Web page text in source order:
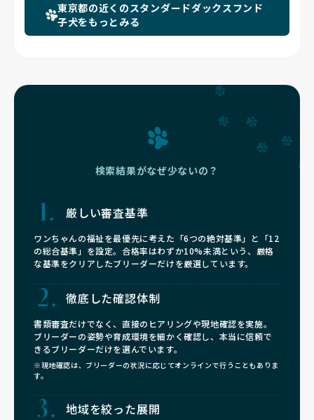
東京都の近くのスタンダードダックスフンド
子犬をもっとみる
検索結果がなぜ少ないの？
厳しい審査基準
ワンちゃんの福祉を最優先に考えた「6つの絶対基準」と「12
の総合基準」を設定。合格率はわずか10%未満という、厳格
な基準をクリアしたブリーダーだけを厳選しています。
徹底した確認体制
書類審査だけでなく、直接のヒアリングや現地確認を実施。
ブリーダーの姿勢や育成環境を細かく確認し、本当に信頼で
きるブリーダーだけを選んでいます。
※現地確認は、ブリーダーの状況に応じてオンラインで行うこともありま
す。
地域を絞った展開